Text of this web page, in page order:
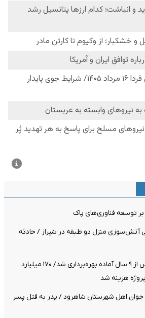
بر توسعه فناوری‌های پاک
پی آتش‌سوزی منزل دو طبقه در شیراز / حادثه
پل راه‌آهن هشتگرد پس از ۹ سال آماده بهره‌برداری شد/ ۱۷۰ میلیارد
پروژه هزینه شد
اهل شهرستان شاهرود / پدر به قتل پسر